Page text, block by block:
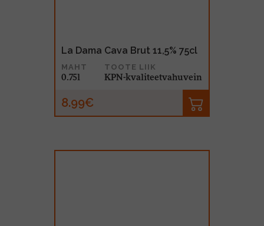
La Dama Cava Brut 11,5% 75cl
MAHT
0.75l
TOOTE LIIK
KPN-kvaliteetvahuvein
8.99€